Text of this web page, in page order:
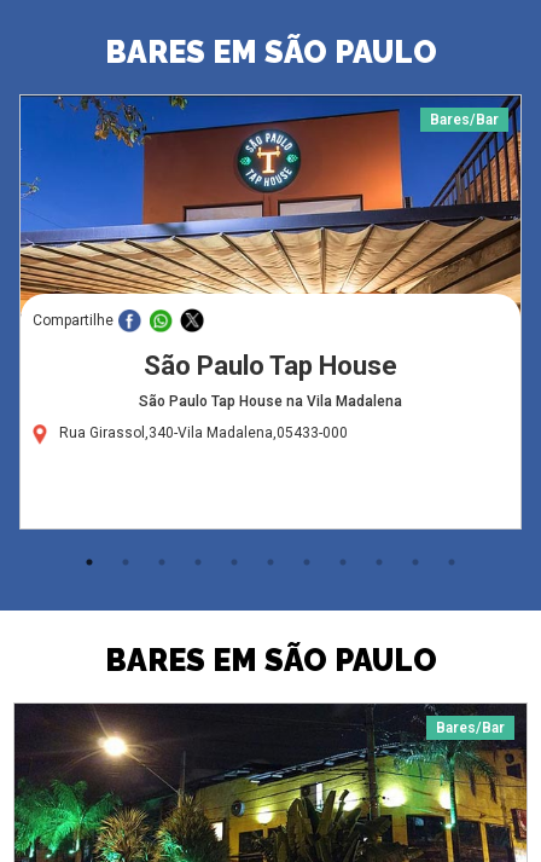
BARES EM SÃO PAULO
Bares/Bar
Compartilhe
São Paulo Tap House
São Paulo Tap House na Vila Madalena
Rua Girassol,340-Vila Madalena,05433-000
BARES EM SÃO PAULO
Bares/Bar